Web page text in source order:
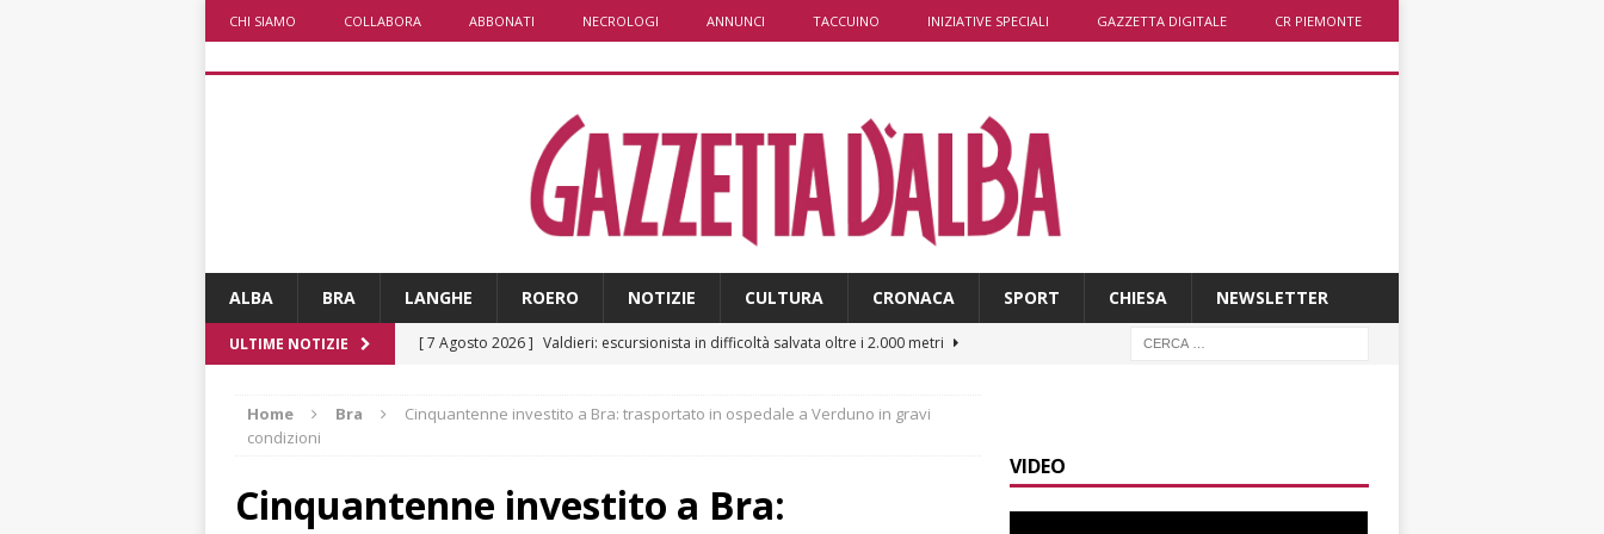
CHI SIAMO COLLABORA ABBONATI NECROLOGI ANNUNCI TACCUINO INIZIATIVE SPECIALI GAZZETTA DIGITALE CR PIEMONTE
ALBA BRA LANGHE ROERO NOTIZIE CULTURA CRONACA SPORT CHIESA NEWSLETTER
ULTIME NOTIZIE [ 7 Agosto 2026 ] Valdieri: escursionista in difficoltà salvata oltre i 2.000 metri
[ 7 Agosto 2026 ] Caso Galeasso in Comune ad Alba, per la Lega le dimissioni
[ 7 Agosto 2026 ] ITINERARI / La ciclabile del Ponente ligure sui vecchi binari
Home Bra
Cinquantenne investito a Bra: trasportato in ospedale a Verduno in gravi
condizioni
Cinquantenne investito a Bra:
VIDEO